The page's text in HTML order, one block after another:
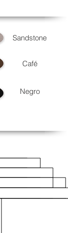
Sandstone
Café
Negro